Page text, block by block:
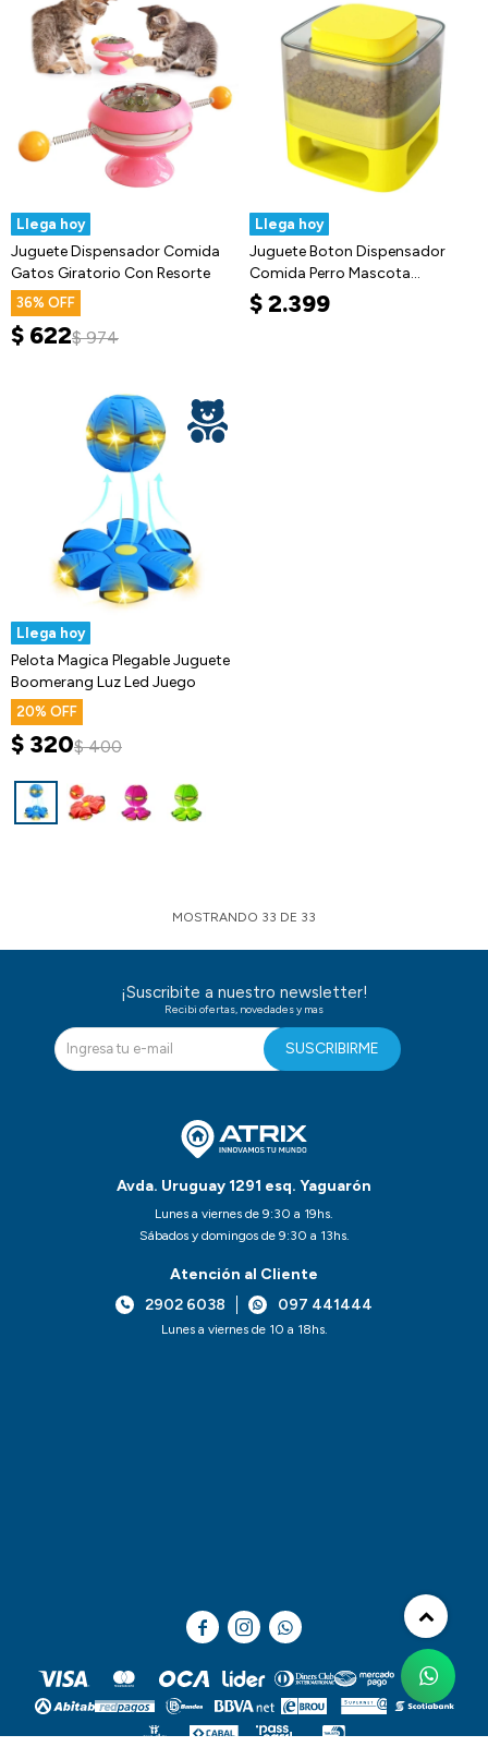
Llega hoy
Juguete Dispensador Comida
Gatos Giratorio Con Resorte
36
$ 622$ 974
Llega hoy
Juguete Boton Dispensador
Comida Perro Mascota
Interactivo
$2.399
Llega hoy
Pelota Magica Plegable Juguete
Boomerang Luz Led Juego
20
$ 320$ 400
MOSTRANDO 33 DE 33
Avda. Uruguay 1291 esq. Yaguarón
Lunes a viernes de 9:30 a 19hs.
Sábados y domingos de 9:30 a 13hs.
Atención al Cliente
2902 6038
097 441444
Lunes a viernes de 10 a 18hs.
¡Suscribite a nuestro newsletter!
Recibi ofertas, novedades y mas
SUSCRIBIRME
  